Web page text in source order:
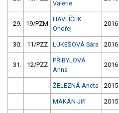
Valerie
29. 19/PZM
HAVLÍČEK
Ondřej
2016
30. 11/PZZ LUKEŠOVÁ Sára 2016
31. 12/PZZ
PŘIBYLOVÁ
Anna
2016
ŽELEZNÁ Aneta 2015
MAKÁN Jiří 2015